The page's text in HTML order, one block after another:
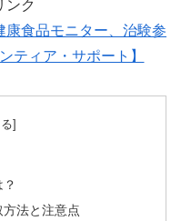
ンク
康食品モニター、治験参
ティア・サポート】
法と注意点